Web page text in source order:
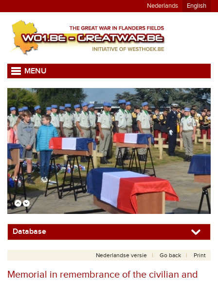
Nederlands English
MENU
Database
Nederlandse versie Go back Print
Memorial in remembrance of the civilian and